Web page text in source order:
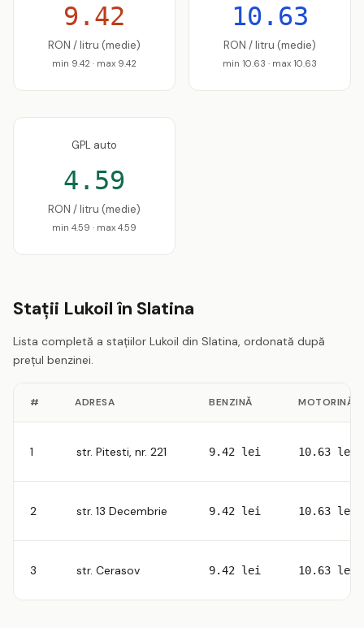
9.42
RON / litru (medie)
min 9.42 · max 9.42
10.63
RON / litru (medie)
min 10.63 · max 10.63
GPL auto
4.59
RON / litru (medie)
min 4.59 · max 4.59
Stații Lukoil în Slatina
Lista completă a stațiilor Lukoil din Slatina, ordonată după
prețul benzinei.
# ADRESA BENZINĂ MOTORINĂ
1 str. Pitesti, nr. 221 9.42 lei 10.63 lei
2 str. 13 Decembrie 9.42 lei 10.63 lei
3 str. Cerasov 9.42 lei 10.63 lei